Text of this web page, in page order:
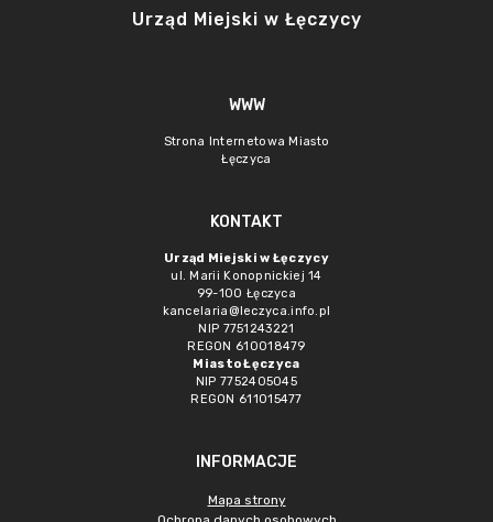
Urząd Miejski w Łęczycy
WWW
Strona Internetowa Miasto
Łęczyca
KONTAKT
Urząd Miejski w Łęczycy
ul. Marii Konopnickiej 14
99-100 Łęczyca
kancelaria@leczyca.info.pl
NIP 7751243221
REGON 610018479
Miasto Łęczyca
NIP 7752405045
REGON 611015477
INFORMACJE
Mapa strony